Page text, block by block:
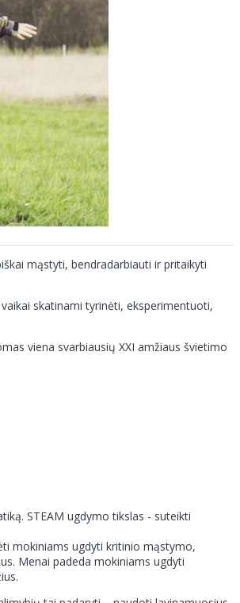
mąstyti, bendradarbiauti ir pritaikyti
skatinami tyrinėti, eksperimentuoti,
viena svarbiausių XXI amžiaus švietimo
STEAM ugdymo tikslas - suteikti
mokiniams ugdyti kritinio mąstymo,
Menai padeda mokiniams ugdyti